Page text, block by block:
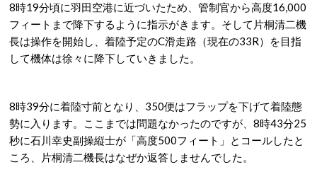
8時19分頃に羽田空港に近づいたため、管制官から高度16,000
フィートまで降下するように指示がきます。そして片桐清二機
長は操作を開始し、着陸予定のC滑走路（現在の33R）を目指
して機体は徐々に降下していきました。
8時39分に着陸寸前となり、350便はフラップを下げて着陸態
勢に入ります。ここまでは問題なかったのですが、8時43分25
秒に石川幸史副操縦士が「高度500フィート」とコールしたと
ころ、片桐清二機長はなぜか返答しませんでした。